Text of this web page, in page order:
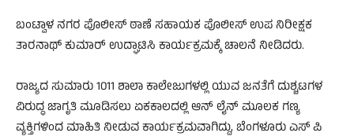
ಬಂಟ್ವಾಳ ನಗರ ಪೊಲೀಸ್ ಠಾಣೆ ಸಹಾಯಕ ಪೊಲೀಸ್ ಉಪ ನಿರೀಕ್ಷಕ
ತಾರನಾಥ್ ಕುಮಾರ್ ಉದ್ಘಾಟಿಸಿ ಕಾರ್ಯಕ್ರಮಕ್ಕೆ ಚಾಲನೆ ನೀಡಿದರು.
ರಾಜ್ಯದ ಸುಮಾರು 1011 ಶಾಲಾ ಕಾಲೇಜುಗಳಲ್ಲಿ ಯುವ ಜನತೆಗೆ ದುಶ್ಚಟಗಳ
ವಿರುದ್ಧ ಜಾಗೃತಿ ಮೂಡಿಸಲು ಏಕಕಾಲದಲ್ಲಿ ಆನ್ ಲೈನ್ ಮೂಲಕ ಗಣ್ಯ
ವ್ಯಕ್ತಿಗಳಿಂದ ಮಾಹಿತಿ ನೀಡುವ ಕಾರ್ಯಕ್ರಮವಾಗಿದ್ದು, ಬೆಂಗಳೂರು ಎಸ್ ಪಿ